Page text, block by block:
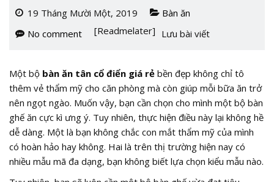
19 Tháng Mười Một, 2019
Bàn ăn
No comment
[Readmelater] Lưu bài viết
Một bộ bàn ăn tân cổ điển giá rẻ bền đẹp không chỉ tô
thêm vẻ thẩm mỹ cho căn phòng mà còn giúp mỗi bữa ăn trở
nên ngọt ngào. Muốn vậy, bạn cần chọn cho mình một bộ bàn
ghế ăn cực kì ưng ý. Tuy nhiên, thực hiện điều này lại không hề
dễ dàng. Một là bạn không chắc con mắt thẩm mỹ của mình
có hoàn hảo hay không. Hai là trên thị trường hiện nay có
nhiều mẫu mã đa dạng, bạn không biết lựa chọn kiểu mẫu nào.